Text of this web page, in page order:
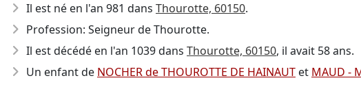
Il est né en l'an 981 dans Thourotte, 60150.
Profession: Seigneur de Thourotte.
Il est décédé en l'an 1039dans Thourotte, 60150, il avait 58 ans.
Un enfant de NOCHER de THOUROTTE DE HAINAUT et MAUD -